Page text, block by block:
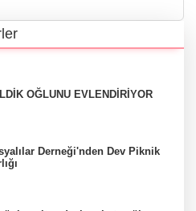
OĞLUNU EVLENDİRİYOR
Derneği'nden Dev Piknik